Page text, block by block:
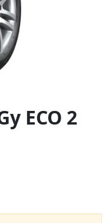
ECO 2